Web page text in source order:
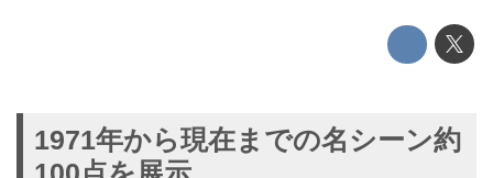
1971年から現在までの名シーン約